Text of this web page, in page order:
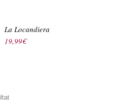
La Locandiera
19,99€